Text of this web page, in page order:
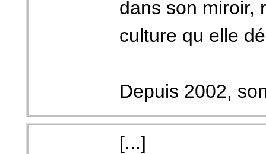
dans son miroir,
culture qu elle
Depuis 2002,
[...]